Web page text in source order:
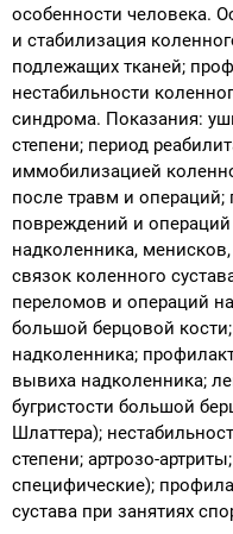
особенности человека.
и стабилизация
подлежащих тканей;
нестабильности
синдрома. Показания:
степени; период
иммобилизацией
после травм и операций;
повреждений и
надколенника,
связок коленного
переломов и операций
большой берцовой
надколенника;
вывиха надколенника;
бугристости большой
Шлаттера);
степени; артрозо-
специфические);
сустава при занятиях